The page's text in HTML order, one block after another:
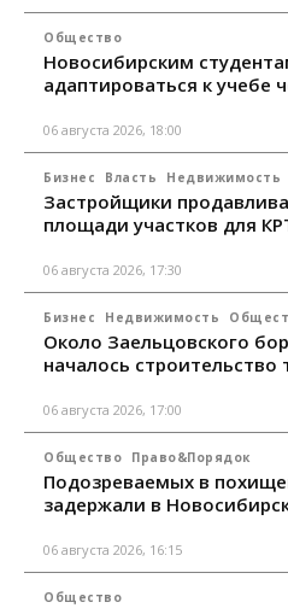
Общество
Новосибирским
адаптироваться к учебе
06 августа 2026, 18:00
Бизнес Власть Недвижимость
Застройщики
площади участков для
06 августа 2026, 17:30
Бизнес Недвижимость
Около Заельцовского
началось
06 августа 2026, 17:00
Общество Право&Порядок
Подозреваемых в
задержали в
06 августа 2026, 16:15
Общество